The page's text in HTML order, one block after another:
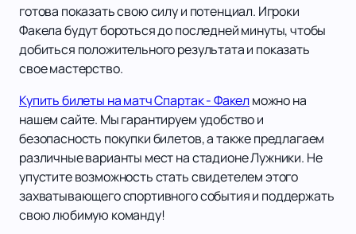
готова показать свою силу и потенциал. Игроки
Факела будут бороться до последней минуты, чтобы
добиться положительного результата и показать
свое мастерство.
Купить билеты на матч Спартак - Факелможно на
нашем сайте. Мы гарантируем удобство и
безопасность покупки билетов, а также предлагаем
различные варианты мест на стадионе Лужники. Не
упустите возможность стать свидетелем этого
захватывающего спортивного события и поддержать
свою любимую команду!